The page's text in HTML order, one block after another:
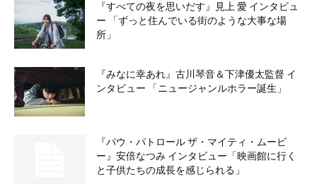
『すべての夜を思いだす』見上 愛 インタビュ
ー 「ずっと住んでいる街のような大事な場
所」
『みなに幸あれ』古川琴音＆下津優太監督 イ
ンタビュー 「ニュージャンルホラー誕生」
『パウ・パトロール ザ・マイティ・ムービ
ー』安倍なつみ インタビュー「映画館に行く
と子供たちの成長を感じられる」